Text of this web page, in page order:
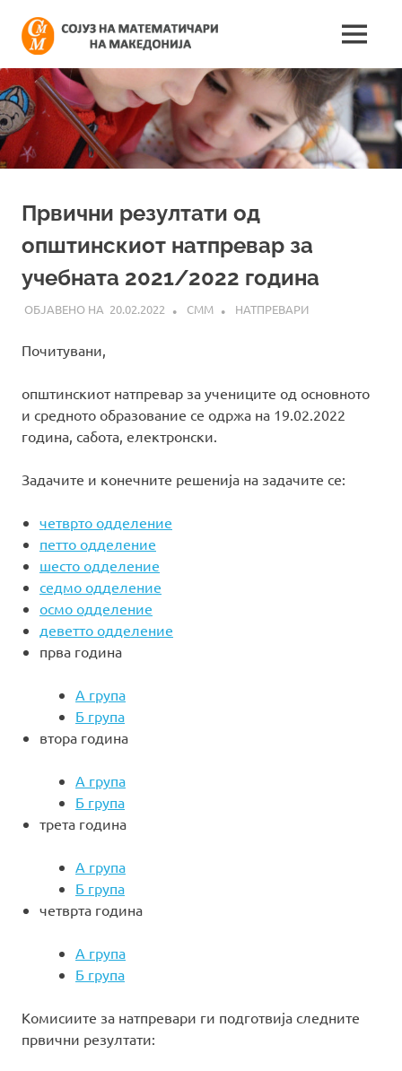
content
на
на
Македонија
информации
поврзани
со
работата
на
MENU
Првични резултати од
општинскиот натпревар за
учебната 2021/2022 година
20.02.2022 СММ НАТПРЕВАРИ
Почитувани,
општинскиот натпревар за учениците од основното
и средното образование се одржа на 19.02.2022
година, сабота, електронски.
Задачите и конечните решенија на задачите се:
четврто одделение
петто одделение
шесто одделение
седмо одделение
осмо одделение
деветто одделение
прва година
А група
Б група
втора година
А група
Б група
трета година
А група
Б група
четврта година
А група
Б група
Комисиите за натпревари ги подготвија следните
првични резултати: